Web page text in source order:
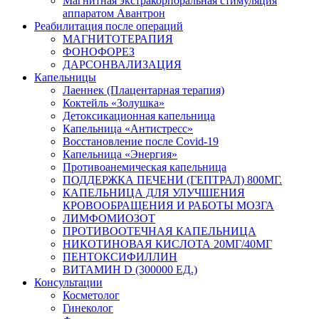
аппаратом Авантрон
Реабилитация после операций
МАГНИТОТЕРАПИЯ
ФОНОФОРЕЗ
ДАРСОНВАЛИЗАЦИЯ
Капельницы
Лаеннек (Плацентарная терапия)
Коктейль «Золушка»
Детоксикационная капельница
Капельница «Антистресс»
Восстановление после Covid-19
Капельница «Энергия»
Противоанемическая капельница
ПОДДЕРЖКА ПЕЧЕНИ (ГЕПТРАЛ) 800МГ.
КАПЕЛЬНИЦА ДЛЯ УЛУЧШЕНИЯ
КРОВООБРАЩЕНИЯ И РАБОТЫ МОЗГА
ЛИМФОМИОЗОТ
ПРОТИВООТЕЧНАЯ КАПЕЛЬНИЦА
НИКОТИНОВАЯ КИСЛОТА 20МГ/40МГ
ПЕНТОКСИФИЛЛИН
ВИТАМИН D (300000 ЕД.)
Консультации
Косметолог
Гинеколог